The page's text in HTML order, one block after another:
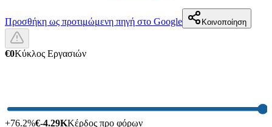
Προσθήκη ως προτιμώμενη πηγή στο Google Κοινοποίηση
€0Κύκλος Εργασιών
+76.2%€-4.29KΚέρδος προ φόρων